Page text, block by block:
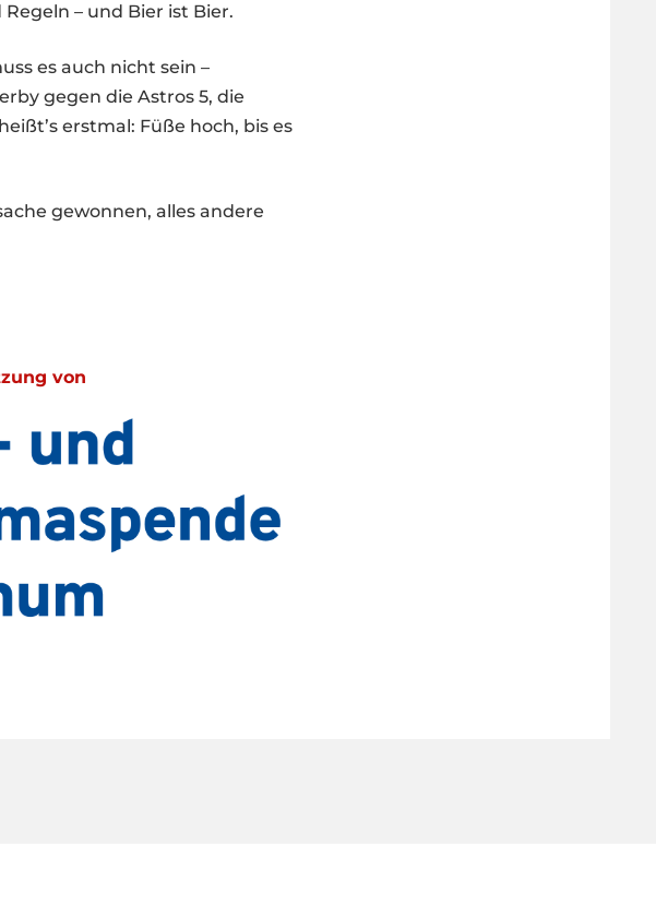
– und Bier ist Bier.
es auch nicht sein –
gegen die Astros 5, die
erstmal: Füße hoch, bis es
gewonnen, alles andere
von